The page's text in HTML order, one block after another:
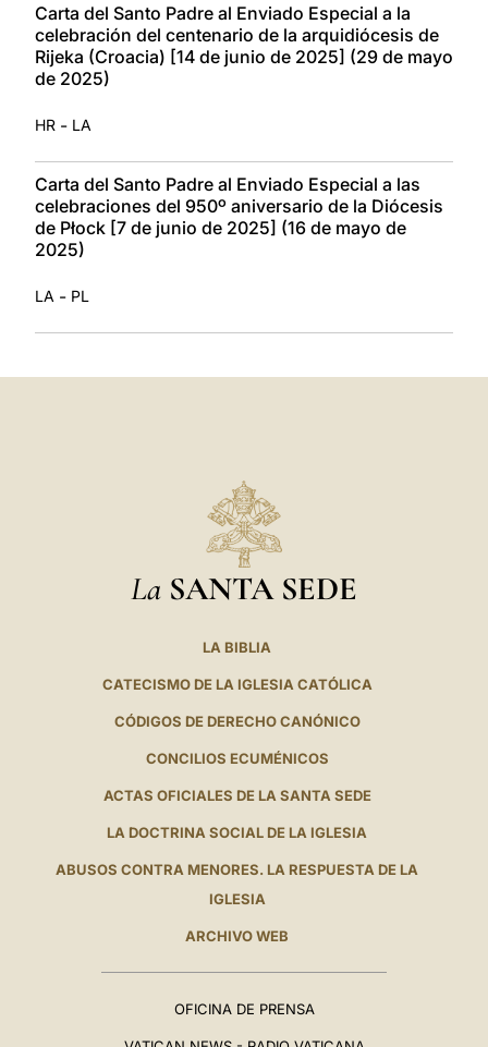
Carta del Santo Padre al Enviado Especial a la
celebración del centenario de la arquidiócesis de
Rijeka (Croacia) [14 de junio de 2025] (29 de mayo
de 2025)
HR - LA
Carta del Santo Padre al Enviado Especial a las
celebraciones del 950º aniversario de la Diócesis
de Płock [7 de junio de 2025] (16 de mayo de
2025)
LA - PL
La SANTA SEDE
LA BIBLIA
CATECISMO DE LA IGLESIA CATÓLICA
CÓDIGOS DE DERECHO CANÓNICO
CONCILIOS ECUMÉNICOS
ACTAS OFICIALES DE LA SANTA SEDE
LA DOCTRINA SOCIAL DE LA IGLESIA
ABUSOS CONTRA MENORES. LA RESPUESTA DE LA
IGLESIA
ARCHIVO WEB
OFICINA DE PRENSA